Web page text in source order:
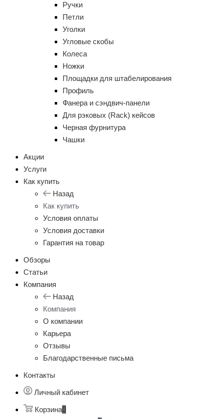
Ручки
Петли
Уголки
Угловые скобы
Колеса
Ножки
Площадки для штабелирования
Профиль
Фанера и сэндвич-панели
Для рэковых (Rack) кейсов
Черная фурнитура
Чашки
Акции
Услуги
Как купить
Назад
Как купить
Условия оплаты
Условия доставки
Гарантия на товар
Обзоры
Статьи
Компания
Назад
Компания
О компании
Карьера
Отзывы
Благодарственные письма
Контакты
Личный кабинет
Корзина0